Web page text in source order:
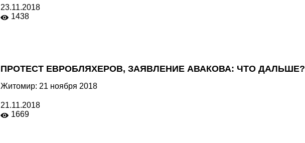
23.11.2018
1438
ПРОТЕСТ ЕВРОБЛЯХЕРОВ, ЗАЯВЛЕНИЕ АВАКОВА: ЧТО ДАЛЬШЕ?
Житомир: 21 ноября 2018
21.11.2018
1669